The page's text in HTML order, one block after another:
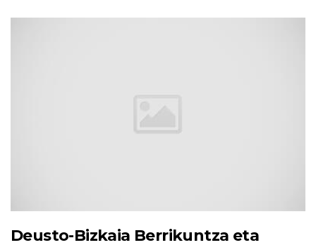
Deusto-Bizkaia Berrikuntza eta